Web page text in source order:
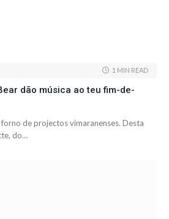
1 MIN READ
dão música ao teu fim-de-
de projectos vimaranenses. Desta
do…